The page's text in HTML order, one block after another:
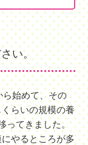
い。
始めて、その
らいの規模の養
ってきました。
やるところが多